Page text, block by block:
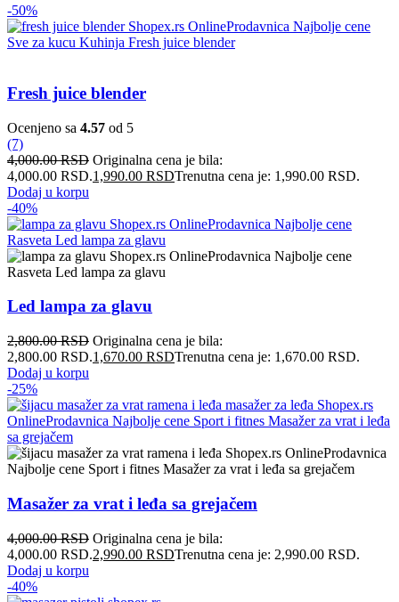
-50%
Fresh juice blender
Ocenjeno sa 4.57 od 5
(7)
4,000.00RSD Originalna cena je bila:
4,000.00 RSD.1,990.00 RSDTrenutna cena je: 1,990.00 RSD.
Dodaj u korpu
-40%
Led lampa za glavu
2,800.00RSD Originalna cena je bila:
2,800.00 RSD.1,670.00 RSDTrenutna cena je: 1,670.00 RSD.
Dodaj u korpu
-25%
Masažer za vrat i leđa sa grejačem
4,000.00RSD Originalna cena je bila:
4,000.00 RSD.2,990.00 RSDTrenutna cena je: 2,990.00 RSD.
Dodaj u korpu
-40%